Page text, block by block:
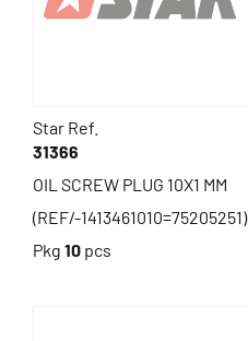
Star Ref.
31366
OIL SCREW PLUG 10X1 MM
(REF/-1413461010=75205251)
Pkg 10 pcs